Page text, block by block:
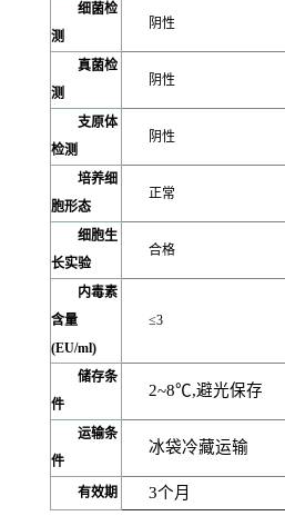
细菌检
测
阴性
真菌检
测
阴性
支原体
检测
阴性
培养细
胞形态
正常
细胞生
长实验
合格
内毒素
含量
(EU/ml)
≤3
储存条
件
2~8℃,避光保存
运输条
件
冰袋冷藏运输
有效期 3个月